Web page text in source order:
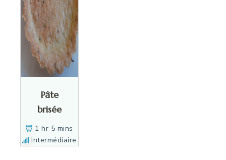
Pâte
brisée
1 hr 5 mins
Intermédiaire